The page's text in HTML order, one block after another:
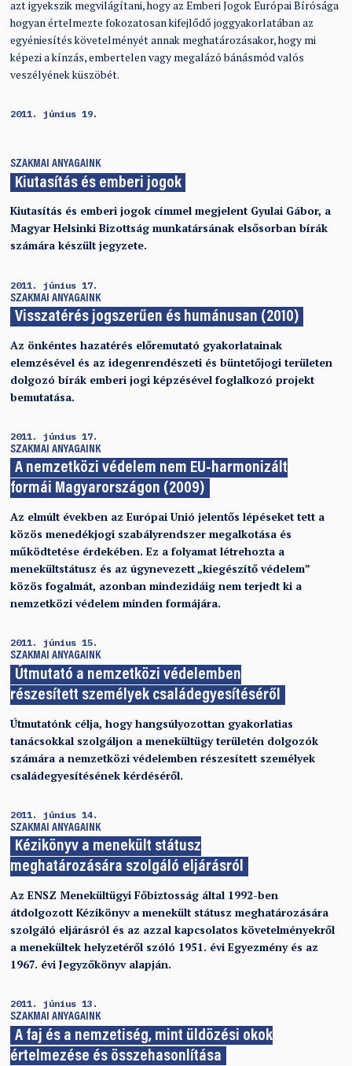
azt igyekszik megvilágítani, hogy az Emberi Jogok Európai Bírósága
hogyan értelmezte fokozatosan kifejlődő joggyakorlatában az
egyéniesítés követelményét annak meghatározásakor, hogy mi
képezi a kínzás, embertelen vagy megalázó bánásmód valós
veszélyének küszöbét.
2011. június 19.
SZAKMAI ANYAGAINK
Kiutasítás és emberi jogok
Kiutasítás és emberi jogok címmel megjelent Gyulai Gábor, a
Magyar Helsinki Bizottság munkatársának elsősorban bírák
számára készült jegyzete.
2011. június 17.
SZAKMAI ANYAGAINK
Visszatérés jogszerűen és humánusan (2010)
Az önkéntes hazatérés előremutató gyakorlatainak
elemzésével és az idegenrendészeti és büntetőjogi területen
dolgozó bírák emberi jogi képzésével foglalkozó projekt
bemutatása.
2011. június 17.
SZAKMAI ANYAGAINK
A nemzetközi védelem nem EU-harmonizált
formái Magyarországon (2009)
Az elmúlt években az Európai Unió jelentős lépéseket tett a
közös menedékjogi szabályrendszer megalkotása és
működtetése érdekében. Ez a folyamat létrehozta a
menekültstátusz és az úgynevezett „kiegészítő védelem”
közös fogalmát, azonban mindezidáig nem terjedt ki a
nemzetközi védelem minden formájára.
2011. június 15.
SZAKMAI ANYAGAINK
Útmutató a nemzetközi védelemben
részesített személyek családegyesítéséről
Útmutatónk célja, hogy hangsúlyozottan gyakorlatias
tanácsokkal szolgáljon a menekültügy területén dolgozók
számára a nemzetközi védelemben részesített személyek
családegyesítésének kérdéséről.
2011. június 14.
SZAKMAI ANYAGAINK
Kézikönyv a menekült státusz
meghatározására szolgáló eljárásról
Az ENSZ Menekültügyi Főbiztosság által 1992-ben
átdolgozott Kézikönyv a menekült státusz meghatározására
szolgáló eljárásról és az azzal kapcsolatos követelményekről
a menekültek helyzetéről szóló 1951. évi Egyezmény és az
1967. évi Jegyzőkönyv alapján.
2011. június 13.
SZAKMAI ANYAGAINK
A faj és a nemzetiség, mint üldözési okok
értelmezése és összehasonlítása